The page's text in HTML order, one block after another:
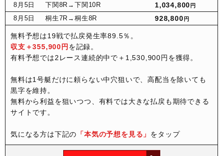
8月 5日 下関8R →下関10R 1,034,800 円
8月 5日 桐生7R →桐生8R 928,800 円
無料予想は19戦で払戻発生率89.5％。
収支＋355,900円 を記録。
有料予想では2レース連続的中で＋1,530,900円を獲得。
無料は1号艇だけに頼らない中穴狙いで、高配当を除いても
黒字を維持。
無料から利益を狙いつつ、有料では大きな払戻も期待できる
サイトです。
気になる方は下記の 「本気の予想を見る」 をタップ